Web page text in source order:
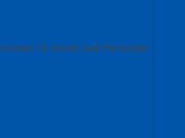
Tk murah Jual Perosotan